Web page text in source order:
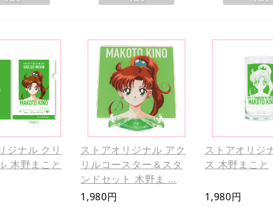
ジナル クリ
木野まこと
ストアオリジナル アク
リルコースター＆スタ
ンドセット 木野ま …
1,980円
ストアオリジ
ス 木野まこと
1,980円